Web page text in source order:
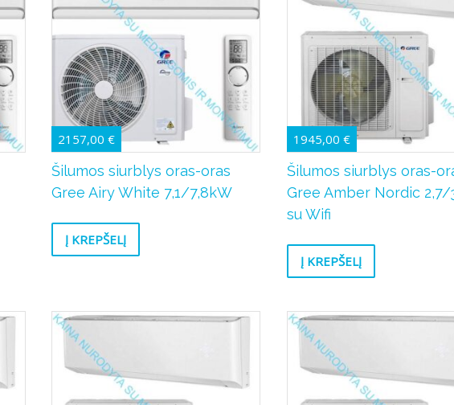
2157,00 €
Šilumos siurblys oras-oras
Gree Airy White 7,1/7,8kW
Į KREPŠELĮ
1945,00 €
Šilumos siurblys oras-
Gree Amber Nordic 2,7/
su Wifi
Į KREPŠELĮ